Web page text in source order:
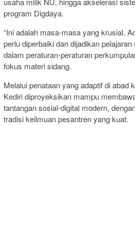
program Digdaya.
“Ini adalah masa-masa yang krusial.
perlu diperbaiki dan dijadikan
dalam peraturan-peraturan
fokus materi sidang.
Melalui penataan yang adaptif di abad
Kediri diproyeksikan mampu
tantangan sosial-digital modern,
tradisi keilmuan pesantren yang kuat.